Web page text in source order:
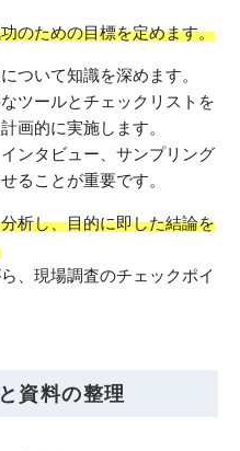
のための目標を定めます。
ついて知識を深めます。
ツールとチェックリストを
画的に実施します。
ンタビュー、サンプリング
ることが重要です。
析し、目的に即した結論を
、現場調査のチェックポイ
資料の整理